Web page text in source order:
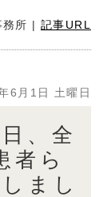
務所 | 記事URL
6月1日 土曜日
、全
者ら
まし